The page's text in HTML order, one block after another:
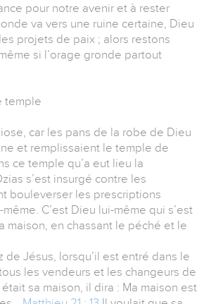
pour notre avenir et à rester
va vers une ruine certaine, Dieu
projets de paix ; alors restons
si l’orage gronde partout
temple
car les pans de la robe de Dieu
et remplissaient le temple de
ce temple qu’a eut lieu la
s’est insurgé contre les
bouleverser les prescriptions
C’est Dieu lui-même qui s’est
maison, en chassant le péché et le
de Jésus, lorsqu’il est entré dans le
les vendeurs et les changeurs de
sa maison, il dira : Ma maison est